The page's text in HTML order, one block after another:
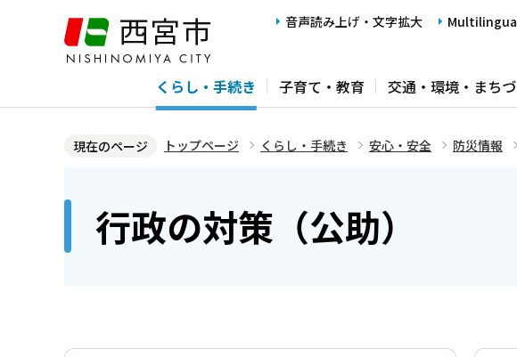
ジ
音声読み上げ・文字拡大
くらし・手続き 子育て・教育 交通・環境・まち
現在のページ トップページ くらし・手続き 安心・安全 防災情報
行政の対策（公助）